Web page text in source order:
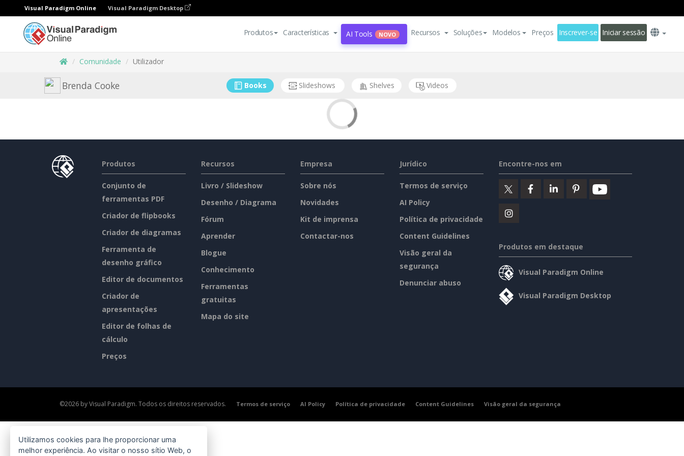
Visual Paradigm Online Visual Paradigm Desktop
Produtos Características AI Tools NOVO Recursos Soluções Modelos Preços Inscrever-se Iniciar sessão
Comunidade Utilizador
Brenda Cooke Books Slideshows Shelves Videos
Produtos
Conjunto de
ferramentas PDF
Criador de flipbooks
Criador de diagramas
Ferramenta de
desenho gráfico
Editor de documentos
Criador de
apresentações
Editor de folhas de
cálculo
Preços
Recursos
Livro / Slideshow
Desenho / Diagrama
Fórum
Aprender
Blogue
Conhecimento
Ferramentas
gratuitas
Mapa do site
Empresa
Sobre nós
Novidades
Kit de imprensa
Contactar-nos
Jurídico
Termos de serviço
AI Policy
Política de privacidade
Content Guidelines
Visão geral da
segurança
Denunciar abuso
Encontre-nos em
Produtos em destaque
Visual Paradigm Online
Visual Paradigm Desktop
©2026 by Visual Paradigm. Todos os direitos reservados. Termos de serviço AI Policy Política de privacidade Content Guidelines Visão geral da segurança
Utilizamos cookies para lhe proporcionar uma
melhor experiência. Ao visitar o nosso sítio Web, o